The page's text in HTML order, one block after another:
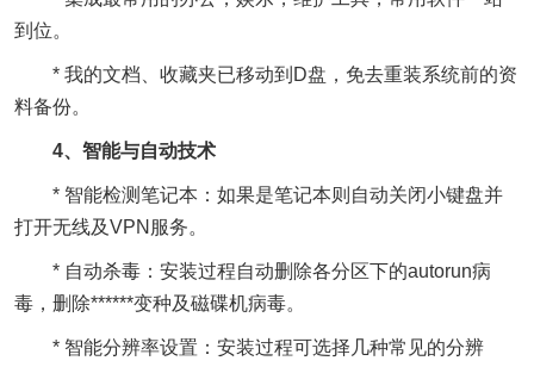
到位。
* 我的文档、收藏夹已移动到D盘，免去重装系统前的资
料备份。
4、智能与自动技术
* 智能检测笔记本：如果是笔记本则自动关闭小键盘并
打开无线及VPN服务。
* 自动杀毒：安装过程自动删除各分区下的autorun病
毒，删除******变种及磁碟机病毒。
* 智能分辨率设置：安装过程可选择几种常见的分辨